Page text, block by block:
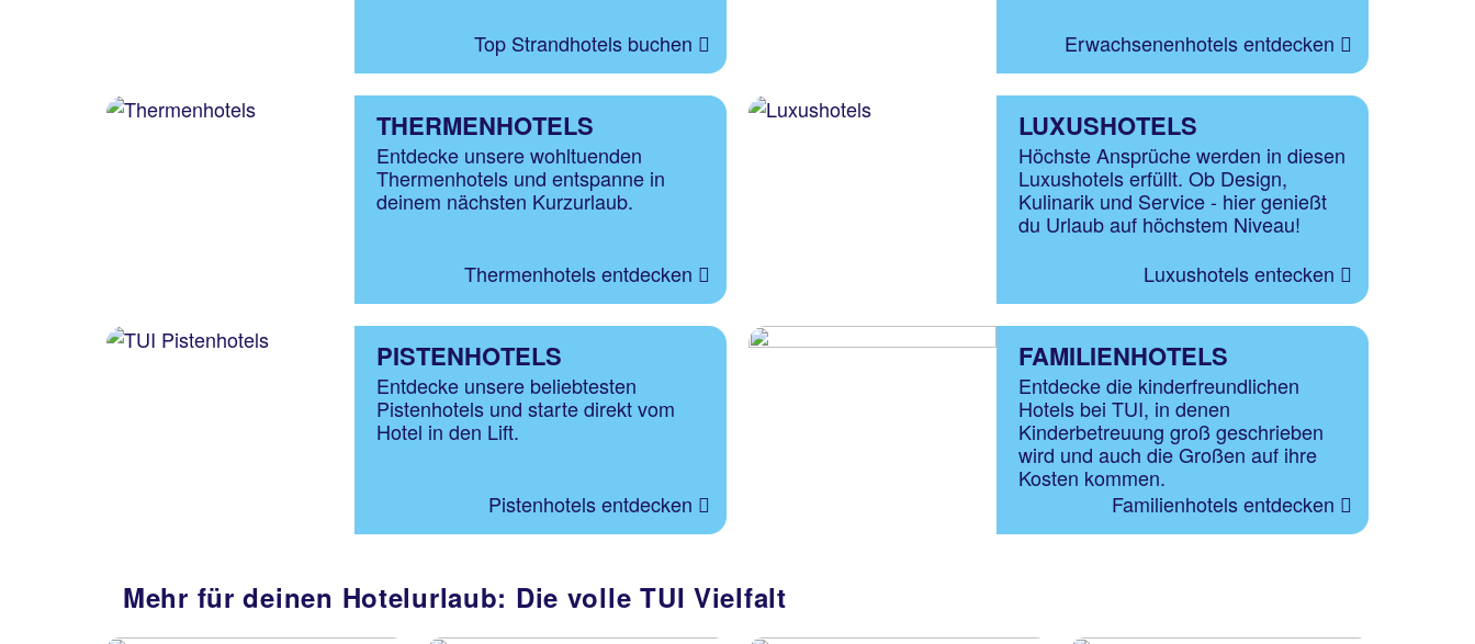
Top Strandhotels buchen Erwachsenenhotels entdecken
THERMENHOTELS
Entdecke unsere wohltuenden
Thermenhotels und entspanne in
deinem nächsten Kurzurlaub.
Thermenhotels entdecken
LUXUSHOTELS
Höchste Ansprüche werden in diesen
Luxushotels erfüllt. Ob Design,
Kulinarik und Service - hier genießt
du Urlaub auf höchstem Niveau!
Luxushotels entecken
PISTENHOTELS
Entdecke unsere beliebtesten
Pistenhotels und starte direkt vom
Hotel in den Lift.
Pistenhotels entdecken
FAMILIENHOTELS
Entdecke die kinderfreundlichen
Hotels bei TUI, in denen
Kinderbetreuung groß geschrieben
wird und auch die Großen auf ihre
Kosten kommen.
Familienhotels entdecken
Mehr für deinen Hotelurlaub: Die volle TUI Vielfalt